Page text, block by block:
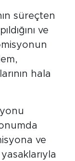
süreçten
ve
hala
ve